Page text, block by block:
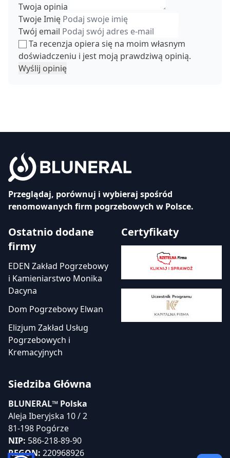
Twoja opinia
Twoje Imię
Twój email
Ta recenzja opiera się na moim własnym
doświadczeniu i jest moją prawdziwą opinią.
Wyślij opinię
Przeglądaj, porównuj i wybieraj spośród
renomowanych firm pogrzebowych w Polsce.
Ostatnio dodane
firmy
EDEN Zakład Pogrzebowy
i Kamieniarstwo Monika
Dacyna
Dom Pogrzebowy Elwan
Elizjum Zakład Usług
Pogrzebowych i
Kremacyjnych
Certyfikaty
Siedziba Główna
BLUNERAL™ Polska
Aleja Iberyjska 10 / 2
81-198 Pogórze
NIP: 586-218-89-90
REGON: 220968926